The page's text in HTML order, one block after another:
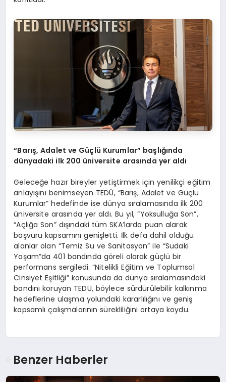
“Barış, Adalet ve Güçlü Kurumlar” başlığında
dünyadaki ilk 200 üniversite arasında yer aldı
Geleceğe hazır bireyler yetiştirmek için yenilikçi eğitim
anlayışını benimseyen TEDÜ, “Barış, Adalet ve Güçlü
Kurumlar” hedefinde ise dünya sıralamasında ilk 200
üniversite arasında yer aldı. Bu yıl, “Yoksulluğa Son”,
“Açlığa Son” dışındaki tüm SKA’larda puan alarak
başvuru kapsamını genişletti. İlk defa dahil olduğu
alanlar olan “Temiz Su ve Sanitasyon” ile “Sudaki
Yaşam”da 401 bandında göreli olarak güçlü bir
performans sergiledi. “Nitelikli Eğitim ve Toplumsal
Cinsiyet Eşitliği” konusunda da dünya sıralamasındaki
bandını koruyan TEDÜ, böylece sürdürülebilir kalkınma
hedeflerine ulaşma yolundaki kararlılığını ve geniş
kapsamlı çalışmalarının sürekliliğini ortaya koydu.
Benzer Haberler